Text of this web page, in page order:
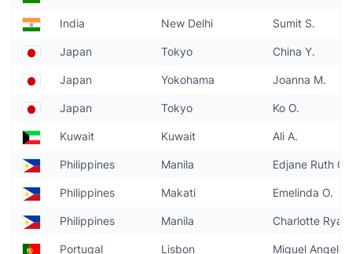
India New Delhi Sumit S.
Japan Tokyo China Y.
Japan Yokohama Joanna M.
Japan Tokyo Ko O.
Kuwait Kuwait Ali A.
Philippines Manila Edjane Ruth G.
Philippines Makati Emelinda O.
Philippines Manila Charlotte Ryan
Portugal Lisbon Miguel Angelo